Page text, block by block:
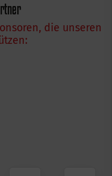
die unseren